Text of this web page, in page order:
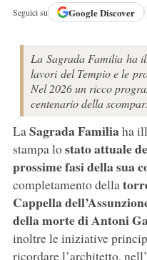
Seguici su GoogleDiscover
La Sagrada Familia ha
lavori del Tempio e le
Nel 2026 un ricco
centenario della
LaSagrada Familiaha
stampa lostato attuale
prossime fasi della sua
completamento della
Cappella
della morte di Antoni
inoltre le iniziative
ricordare l’architetto,